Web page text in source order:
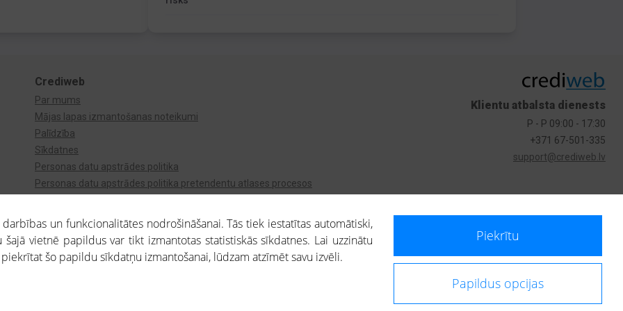
Crediweb
Par mums
Mājas lapas izmantošanas noteikumi
Palīdzība
Sīkdatnes
Personas datu apstrādes politika
Personas datu apstrādes politika pretendentu atlases procesos
Klientu atbalsta dienests
P - P 09:00 - 17:30
+371 67-501-335
support@crediweb.lv
ietvaros saņemtajai informācijai ir uzziņas raksturs, un tai nav juridiska spēka. Portāla lietotājs, izmantojot portālā saņemto informāciju, ir atbildīgs par fizisko
un funkcionalitātes nodrošināšanai. Tās tiek iestatītas automātiski,
vietnē papildus var tikt izmantotas statistiskās sīkdatnes. Lai uzzinātu
piekrītat šo papildu sīkdatņu izmantošanai, lūdzam atzīmēt savu izvēli.
Piekrītu
Papildus opcijas